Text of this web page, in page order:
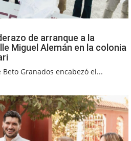
de arranque a la
Miguel Alemán en la colonia
Granados encabezó el...